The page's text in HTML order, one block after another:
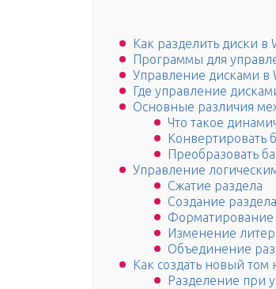
Как разделить диски в
Программы для
Управление дисками в
Где управление
Основные различия
Что такое
Конвертировать
Преобразовать
Управление
Сжатие раздела
Создание раздела
Форматирование
Изменение
Объединение
Как создать новый том
Разделение при